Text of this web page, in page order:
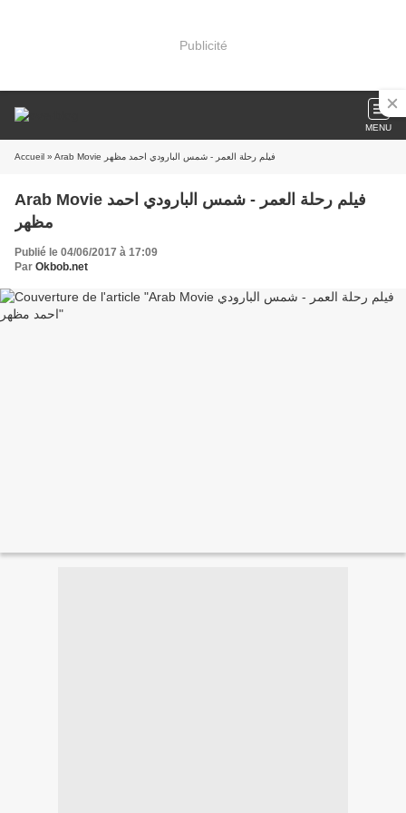
Publicité
MENU
Accueil » Arab Movie فيلم رحلة العمر - شمس البارودي احمد مظهر
Arab Movie فيلم رحلة العمر - شمس البارودي احمد
مظهر
Publié le 04/06/2017 à 17:09
Par Okbob.net